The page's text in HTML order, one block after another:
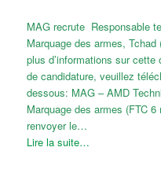
MAG recrute Responsable
Marquage des armes,
plus d’informations sur
de candidature, veuillez
dessous: MAG – AMD
Marquage des armes (FTC
renvoyer le…
Lire la suite…